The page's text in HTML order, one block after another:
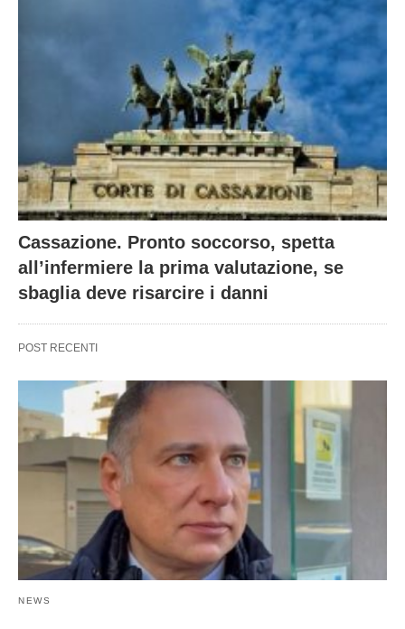
Cassazione. Pronto soccorso, spetta
all’infermiere la prima valutazione, se
sbaglia deve risarcire i danni
POST RECENTI
NEWS